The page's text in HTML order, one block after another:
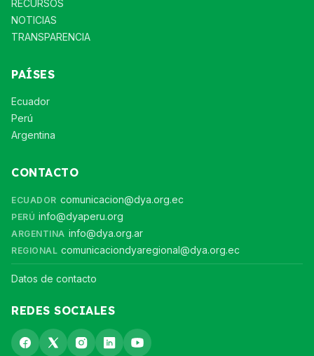
RECURSOS
NOTICIAS
TRANSPARENCIA
PAÍSES
Ecuador
Perú
Argentina
CONTACTO
ECUADOR comunicacion@dya.org.ec
PERÚ info@dyaperu.org
ARGENTINA info@dya.org.ar
REGIONAL comunicaciondyaregional@dya.org.ec
Datos de contacto
REDES SOCIALES